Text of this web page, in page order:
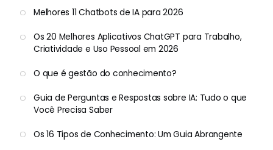
Melhores 11 Chatbots de IA para 2026
Os 20 Melhores Aplicativos ChatGPT para Trabalho,
Criatividade e Uso Pessoal em 2026
O que é gestão do conhecimento?
Guia de Perguntas e Respostas sobre IA: Tudo o que
Você Precisa Saber
Os 16 Tipos de Conhecimento: Um Guia Abrangente